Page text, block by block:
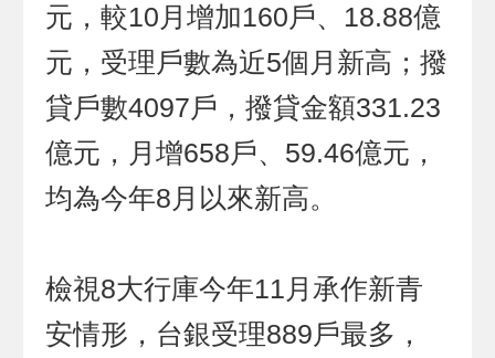
元，較10月增加160戶、18.88億
元，受理戶數為近5個月新高；撥
貸戶數4097戶，撥貸金額331.23
億元，月增658戶、59.46億元，
均為今年8月以來新高。
檢視8大行庫今年11月承作新青
安情形，台銀受理889戶最多，